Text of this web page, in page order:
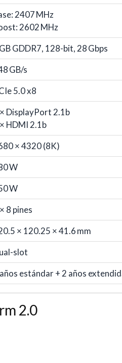
2407 MHz
2602 MHz
GDDR7, 128-bit, 28 Gbps
GB/s
5.0 x8
DisplayPort 2.1b
HDMI 2.1b
× 4320 (8K)
W
W
8 pines
× 120.25 × 41.6 mm
slot
estándar + 2 años
2.0